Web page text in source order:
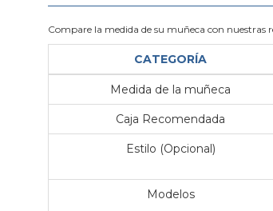
Compare la medida de su muñeca con nuestras
CATEGORÍA
Medida de la muñeca
Caja Recomendada
Estilo (Opcional)
Modelos